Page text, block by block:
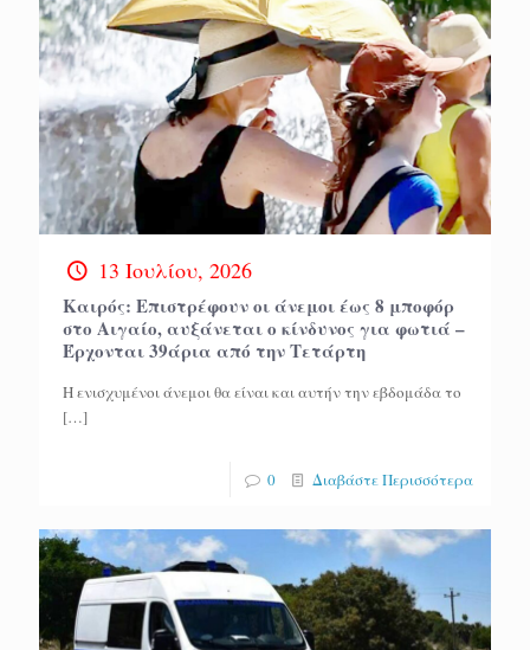
13 Ιουλίου, 2026
Καιρός: Επιστρέφουν οι άνεμοι έως 8 μποφόρ
στο Αιγαίο, αυξάνεται ο κίνδυνος για φωτιά –
Έρχονται 39άρια από την Τετάρτη
Η ενισχυμένοι άνεμοι θα είναι και αυτήν την εβδομάδα το
[…]
0 Διαβάστε Περισσότερα